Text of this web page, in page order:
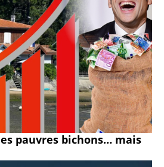
pauvres bichons… mais